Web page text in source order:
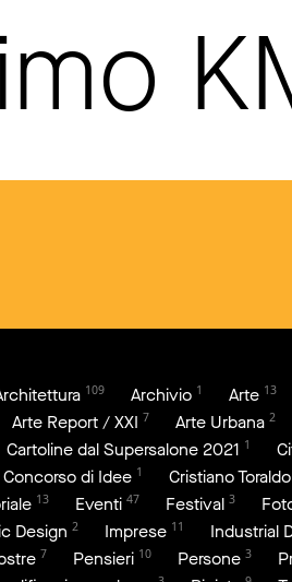
109 Archivio 1 Arte 13
Arte Report / XXI 7 Arte Urbana 2
Cartoline dal Supersalone 2021 1
Concorso di Idee 1 Cristiano
13 Eventi 47 Festival 3
Design 2 Imprese 11 Industrial
7 Pensieri 10 Persone 3